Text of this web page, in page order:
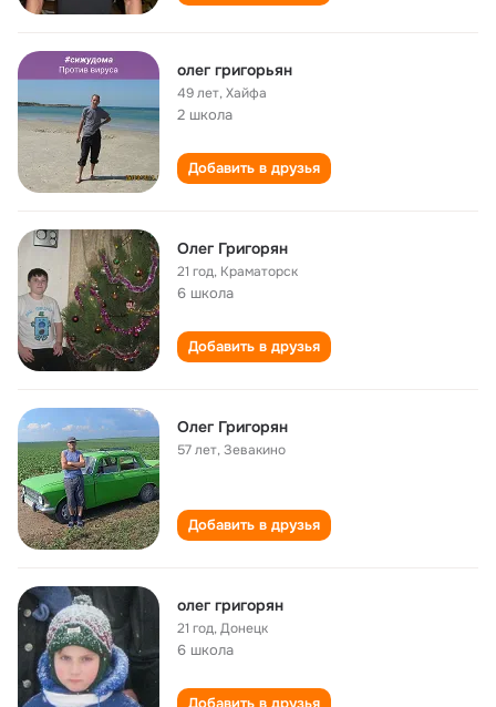
олег григорьян
49 лет,Хайфа
2 школа
Добавить в друзья
Олег Григорян
21 год, Краматорск
6 школа
Добавить в друзья
Олег Григорян
57 лет,Зевакино
Добавить в друзья
олег григорян
21 год,Донецк
6 школа
Добавить в друзья